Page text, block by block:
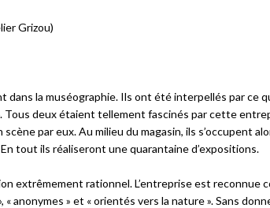
Grizou)
dans la muséographie. Ils ont été interpellés par ce
Tous deux étaient tellement fascinés par cette
par eux. Au milieu du magasin, ils s’occupent
tout ils réaliseront une quarantaine d’expositions.
extrêmement rationnel. L’entreprise est reconnue
« anonymes » et « orientés vers la nature ». Sans